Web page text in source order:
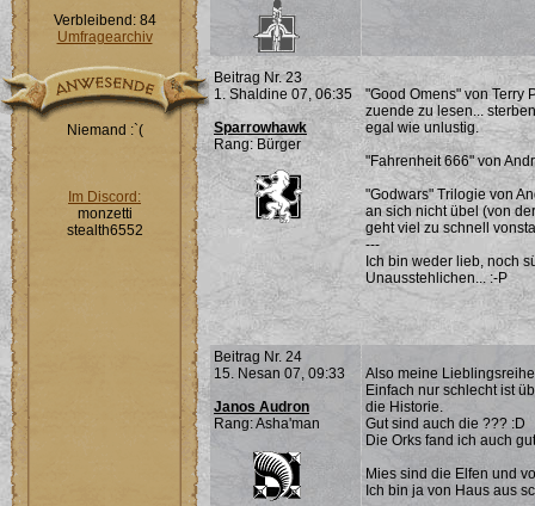
Verbleibend: 84
Umfragearchiv
Niemand :`(
Im Discord:
monzetti
stealth6552
Beitrag Nr. 23
1. Shaldine 07, 06:35
Sparrowhawk
Rang: Bürger
"Good Omens" von Terry
zuende zu lesen...
egal wie unlustig.
"Fahrenheit 666" von
"Godwars" Trilogie von
an sich nicht übel (von
geht viel zu schnell
---
Ich bin weder lieb, noch
Unausstehlichen... :-P
Beitrag Nr. 24
15. Nesan 07, 09:33
Janos Audron
Rang: Asha'man
Also meine
Einfach nur schlecht ist
die Historie.
Gut sind auch die ??? :D
Die Orks fand ich auch
Mies sind die Elfen und
Ich bin ja von Haus aus